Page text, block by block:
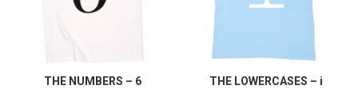
THE NUMBERS – 6 THE LOWERCASES – i